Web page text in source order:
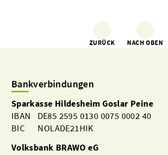
ZURÜCK NACH OBEN
Bankverbindungen
Sparkasse Hildesheim Goslar Peine
IBAN DE85 2595 0130 0075 0002 40
BIC NOLADE21HIK
Volksbank BRAWO eG